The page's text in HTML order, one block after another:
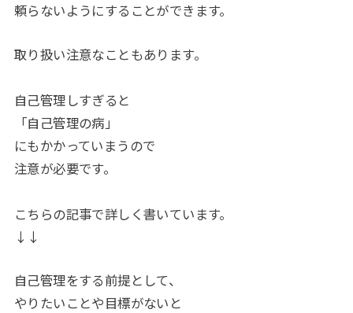
頼らないようにすることができます。
取り扱い注意なこともあります。
自己管理しすぎると
「自己管理の病」
にもかかっていまうので
注意が必要です。
こちらの記事で詳しく書いています。
↓↓
自己管理をする前提として、
やりたいことや目標がないと